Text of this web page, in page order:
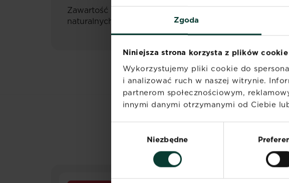
Zgoda
Niniejsza strona korzysta z plików cookie
Wykorzystujemy pliki cookie do
i analizować ruch w naszej witrynie.
partnerom społecznościowym,
innymi danymi otrzymanymi od Ciebie
Niezbędne
Zawartość substancji czynnych: olej rzepakowy
naturalnych pyretryn) - 7g/l (0,76%).